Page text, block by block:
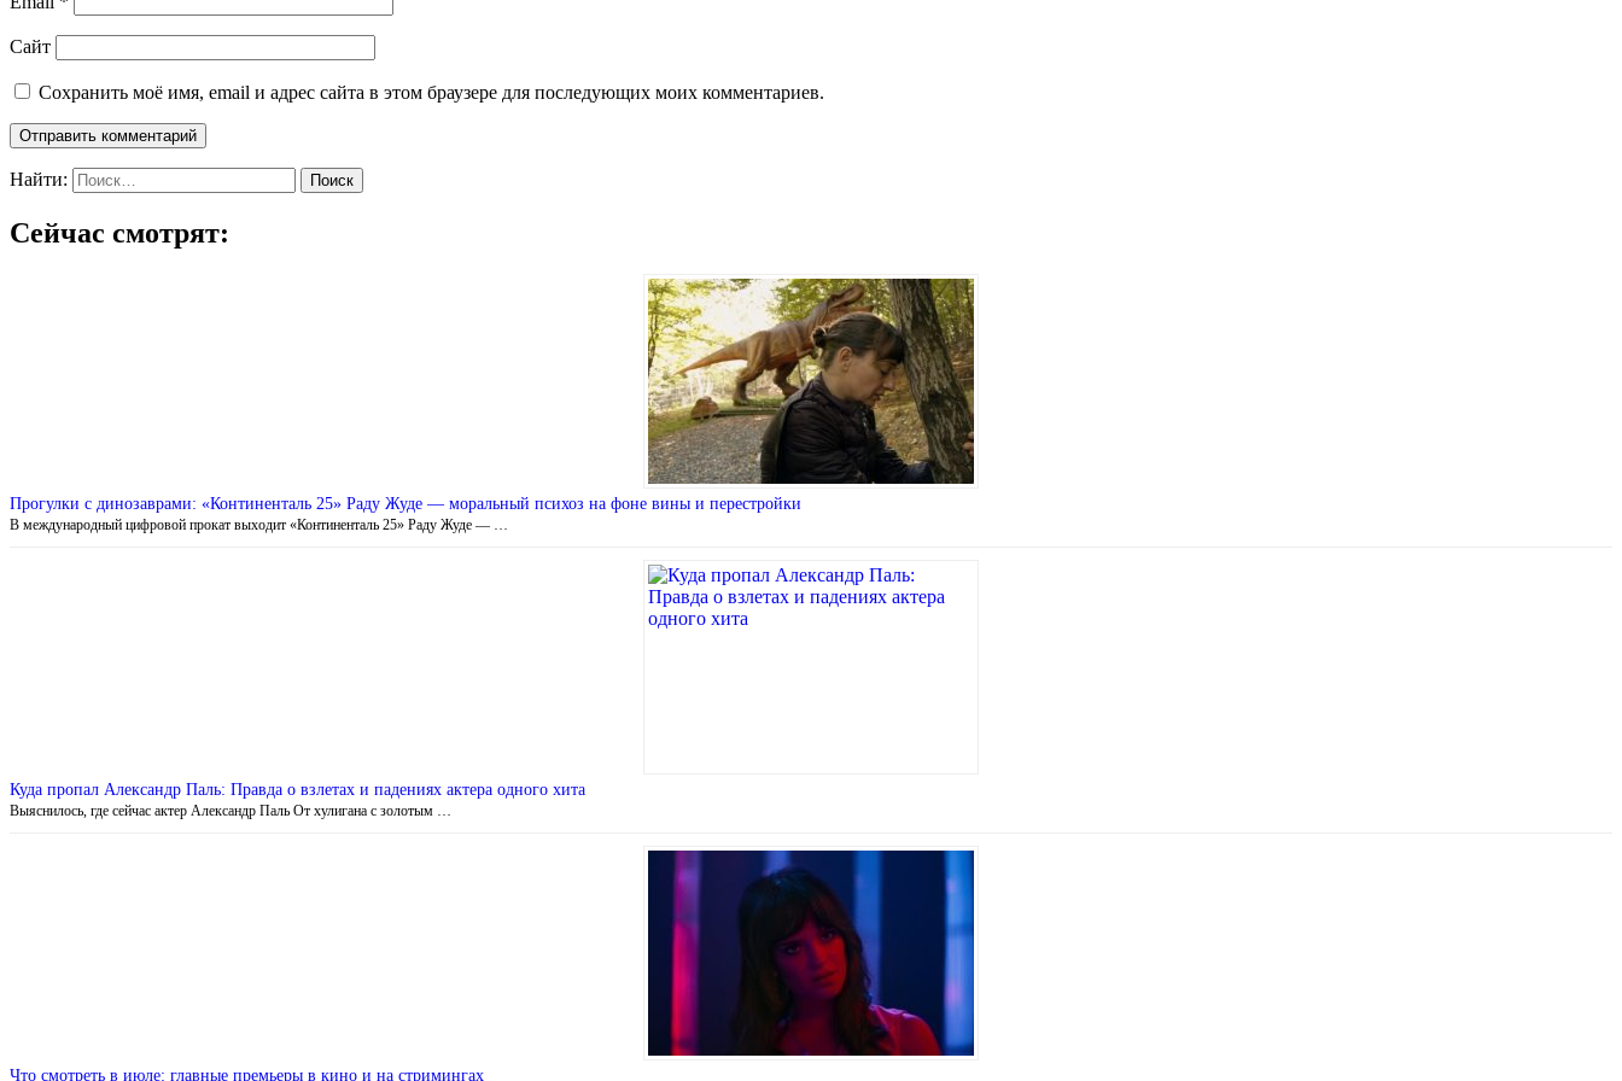
Сайт
Сохранить моё имя, email и адрес сайта в этом браузере для последующих моих комментариев.
Найти:
Сейчас смотрят:
Прогулки с динозаврами: «Континенталь 25» Раду Жуде — моральный психоз на фоне вины и перестройки
В международный цифровой прокат выходит «Континенталь 25» Раду Жуде — …
Куда пропал Александр Паль: Правда о взлетах и падениях актера одного хита
Выяснилось, где сейчас актер Александр Паль От хулигана с золотым …
Что смотреть в июле: главные премьеры в кино и на стримингах